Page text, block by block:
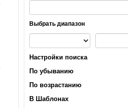
Выбрать диапазон
Настройки поиска
По убыванию
По возрастанию
В Шаблонах